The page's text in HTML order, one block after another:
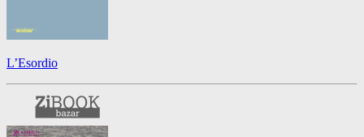
L’Esordio